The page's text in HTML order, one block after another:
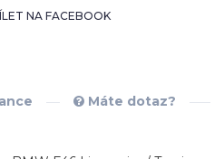
NA FACEBOOK
Máte dotaz?